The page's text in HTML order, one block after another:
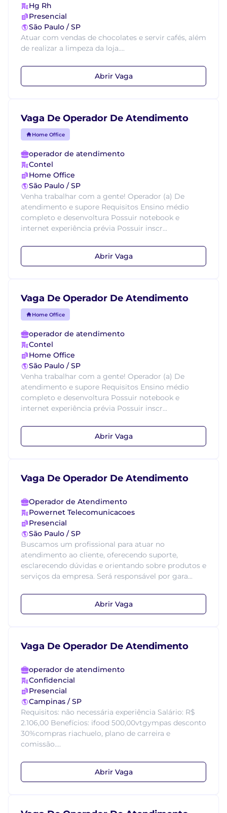
Hg Rh
Presencial
São Paulo / SP
Atuar com vendas de chocolates e servir cafés, além
de realizar a limpeza da loja....
Abrir Vaga
Vaga De Operador De Atendimento
Home Office
operador de atendimento
Contel
Home Office
São Paulo / SP
Venha trabalhar com a gente! Operador (a) De
atendimento e supore Requisitos Ensino médio
completo e desenvoltura Possuir notebook e
internet experiência prévia Possuir inscr...
Abrir Vaga
Vaga De Operador De Atendimento
Home Office
operador de atendimento
Contel
Home Office
São Paulo / SP
Venha trabalhar com a gente! Operador (a) De
atendimento e supore Requisitos Ensino médio
completo e desenvoltura Possuir notebook e
internet experiência prévia Possuir inscr...
Abrir Vaga
Vaga De Operador De Atendimento
Operador de Atendimento
Powernet Telecomunicacoes
Presencial
São Paulo / SP
Buscamos um profissional para atuar no
atendimento ao cliente, oferecendo suporte,
esclarecendo dúvidas e orientando sobre produtos e
serviços da empresa. Será responsável por gara...
Abrir Vaga
Vaga De Operador De Atendimento
operador de atendimento
Confidencial
Presencial
Campinas / SP
Requisitos: não necessária experiência Salário: R$
2.106,00 Benefícios: ifood 500,00vtgympas desconto
30%compras riachuelo, plano de carreira e
comissão....
Abrir Vaga